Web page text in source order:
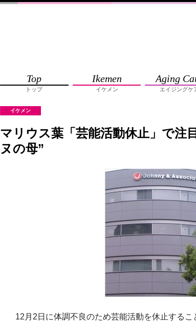
Top
トップ
Ikemen
イケメン
Aging
エイジングケ
イケメン
マリウス葉「芸能活動休止」で注
ヌの母”
12月2日に体調不良のため芸能活動を休止するこ